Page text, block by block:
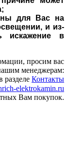
для Вас на
и из-
искажение в
просим вас
менеджерам:
разделе Контакты
elektrokamin.ru
Вам покупок.